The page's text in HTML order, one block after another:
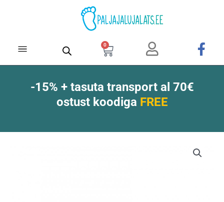
0
Cart
-15% + tasuta transport al 70€
ostust koodiga FREE